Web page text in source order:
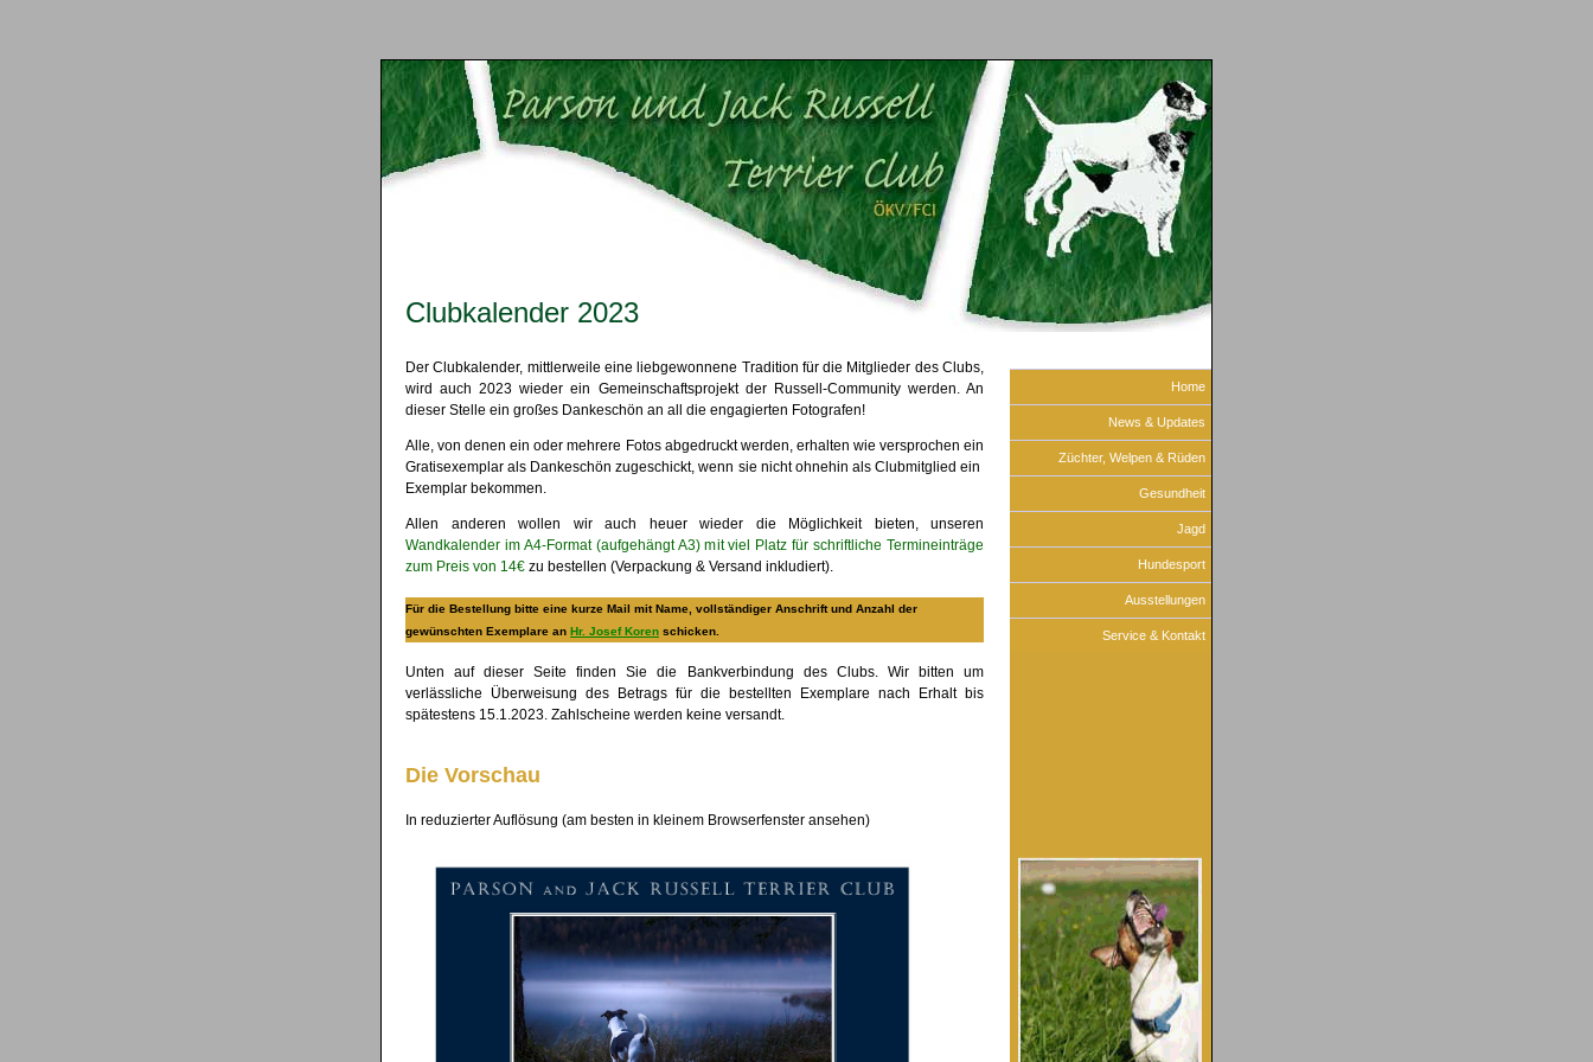
Clubkalender 2023
Der Clubkalender, mittlerweile eine liebgewonnene Tradition für die Mitglieder des Clubs,
wird auch 2023 wieder ein Gemeinschaftsprojekt der Russell-Community werden. An
dieser Stelle ein großes Dankeschön an all die engagierten Fotografen!
Alle, von denen ein oder mehrere Fotos abgedruckt werden, erhalten wie versprochen ein
Gratisexemplar als Dankeschön zugeschickt, wenn sie nicht ohnehin als Clubmitglied ein
Exemplar bekommen.
Allen anderen wollen wir auch heuer wieder die Möglichkeit bieten, unseren
Wandkalender im A4-Format (aufgehängt A3) mit viel Platz für schriftliche Termineinträge
zum Preis von 14€ zu bestellen (Verpackung & Versand inkludiert).
Für die Bestellung bitte eine kurze Mail mit Name, vollständiger Anschrift und Anzahl der
gewünschten Exemplare an Hr. Josef Koren schicken.
Unten auf dieser Seite finden Sie die Bankverbindung des Clubs. Wir bitten um
verlässliche Überweisung des Betrags für die bestellten Exemplare nach Erhalt bis
spätestens 15.1.2023. Zahlscheine werden keine versandt.
Die Vorschau
In reduzierter Auflösung (am besten in kleinem Browserfenster ansehen)
Home
News & Updates
Züchter, Welpen & Rüden
Gesundheit
Jagd
Hundesport
Ausstellungen
Service & Kontakt